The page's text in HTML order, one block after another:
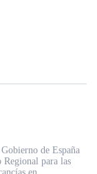
de España
para las